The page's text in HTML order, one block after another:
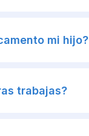
mi hijo?
trabajas?